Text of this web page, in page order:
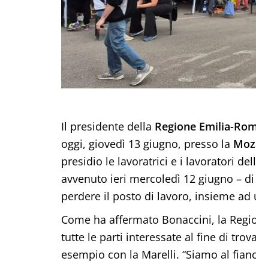
Il presidente della Regione Emilia-
oggi, giovedì 13 giugno, presso la
presidio le lavoratrici e i lavoratori
avvenuto ieri mercoledì 12 giugno –
perdere il posto di lavoro, insieme
Come ha affermato Bonaccini, la
tutte le parti interessate al fine di
esempio con la Marelli. “Siamo al